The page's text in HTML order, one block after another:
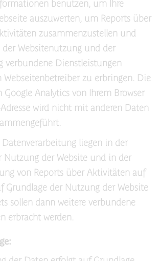
benutzen, um Ihre
auszuwerten, um Reports über
zusammenzustellen und
Websitenutzung und der
verbundene Dienstleistungen
Webseitenbetreiber zu erbringen. Die
Google Analytics von Ihrem Browser
wird nicht mit anderen Daten
Datenverarbeitung liegen in der
Nutzung der Website und in der
von Reports über Aktivitäten auf
Grundlage der Nutzung der Website
sollen dann weitere verbundene
erbracht werden.